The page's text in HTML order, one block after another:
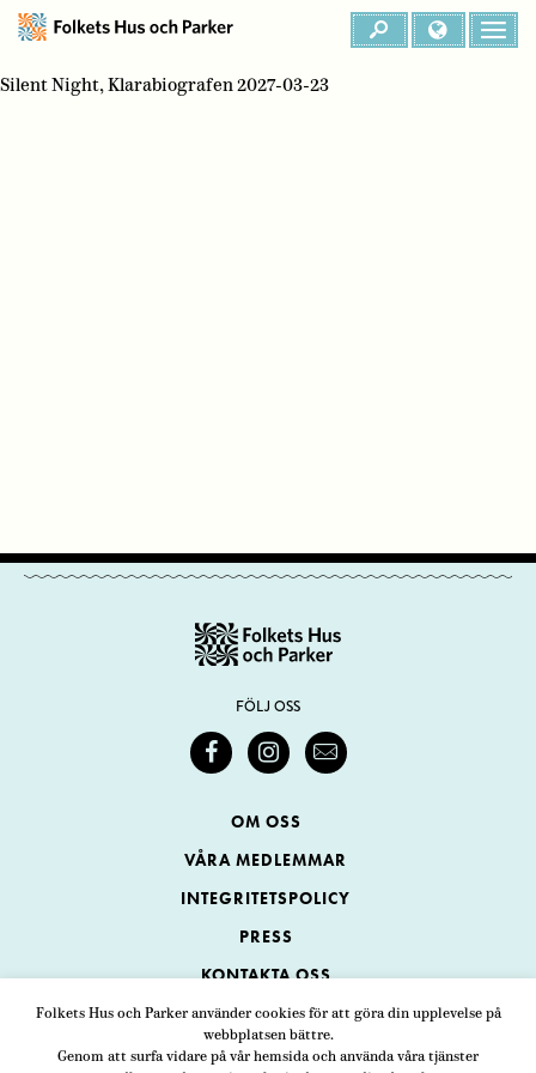
Folkets Hus och Parker använder cookies för att göra din upplevelse på
webbplatsen bättre.
Genom att surfa vidare på vår hemsida och använda våra tjänster
Silent Night, Klarabiografen 2027-03-23
FÖLJ OSS
OM OSS
VÅRA MEDLEMMAR
INTEGRITETSPOLICY
PRESS
KONTAKTA OSS
Folkets Hus och Parker